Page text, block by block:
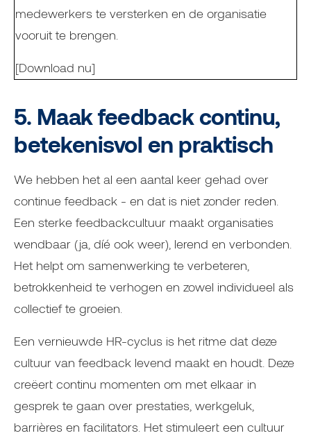
medewerkers te versterken en de organisatie
vooruit te brengen.
[Download nu]
5. Maak feedback continu,
betekenisvol en praktisch
We hebben het al een aantal keer gehad over
continue feedback - en dat is niet zonder reden.
Een sterke feedbackcultuur maakt organisaties
wendbaar (ja, díé ook weer), lerend en verbonden.
Het helpt om samenwerking te verbeteren,
betrokkenheid te verhogen en zowel individueel als
collectief te groeien.
Een vernieuwde HR-cyclus is het ritme dat deze
cultuur van feedback levend maakt en houdt. Deze
creëert continu momenten om met elkaar in
gesprek te gaan over prestaties, werkgeluk,
barrières en facilitators. Het stimuleert een cultuur